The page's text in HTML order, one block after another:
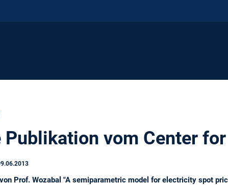
Publikation vom Center
Prof. Wozabal "A semiparametric model for electricity spot